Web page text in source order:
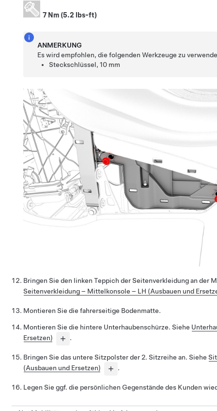
7 Nm (5.2 lbs-ft)
ANMERKUNG
Es wird empfohlen, die folgenden Werkzeuge zu
Steckschlüssel, 10 mm
Bringen Sie den linken Teppich der Seitenverkleidung an der
Seitenverkleidung – Mittelkonsole – LH (Ausbauen und
Montieren Sie die fahrerseitige Bodenmatte.
Montieren Sie die hintere Unterhaubenschürze. Siehe
Ersetzen)
.
Bringen Sie das untere Sitzpolster der 2. Sitzreihe an. Siehe
(Ausbauen und Ersetzen)
.
Legen Sie ggf. die persönlichen Gegenstände des Kunden